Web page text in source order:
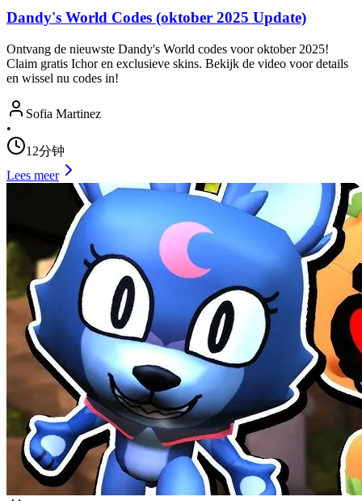
Dandy's World Codes (oktober 2025 Update)
Ontvang de nieuwste Dandy's World codes voor oktober 2025!
Claim gratis Ichor en exclusieve skins. Bekijk de video voor details
en wissel nu codes in!
Sofia Martinez
•
12分钟
Lees meer